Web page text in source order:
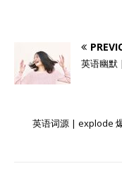
英语幽默
英语词源 | explode